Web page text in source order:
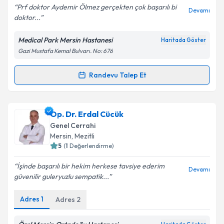
Kişisel verilerimin işlenmesine ilişkin
Aydınlatma
Metni'ni okudum ve kişisel verilerimin belirtilen
kapsamda işlenmesini kabul ediyorum.
Prf doktor Aydemir Ölmez gerçekten çok başarılı bi
doktor...
Devamı
Medical Park Mersin Hastanesi Haritada Göster
Gazi Mustafa Kemal Bulvarı. No: 676
Randevu Talep Et
Randevu Takvimi Talebi
Prof. Dr. Aydemir Ölmeziçin randevu takvimi talebi
oluşturun. Size bu uzmandan randevu almanız için bir
takvim hazırlandığında e-posta ile bilgilendireceğiz.
Kişisel verilerimin işlenmesine ilişkin
Metni'ni okudum ve kişisel verilerimin belirtilen
Op. Dr. Erdal Cücük
Genel Cerrahi
Mersin, Mezitli
5 (1 Değerlendirme)
İşinde başarılı bir hekim herkese tavsiye ederim
güvenilir guleryuzlu sempatik...
Devamı
Adres 1 Adres 2